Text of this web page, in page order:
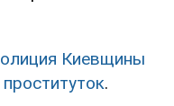
Киевщины
.